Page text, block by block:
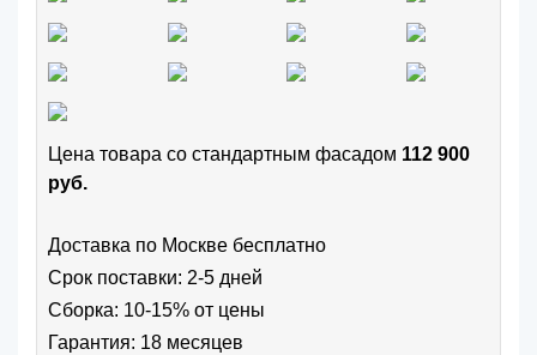
Цена товара cо стандартным фасадом 112 900
руб.
Доставка по Москве бесплатно
Срок поставки: 2-5 дней
Сборка: 10-15% от цены
Гарантия: 18 месяцев